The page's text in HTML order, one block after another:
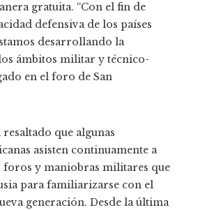
gratuita. “Con el fin de
defensiva de los países
desarrollando la
ámbitos militar y técnico-
en el foro de San
que algunas
asisten continuamente a
foros y maniobras militares que
para familiarizarse con el
generación. Desde la última